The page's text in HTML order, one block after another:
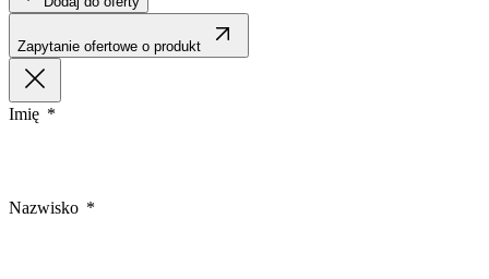
Zapytanie ofertowe o produkt
Imię
Nazwisko